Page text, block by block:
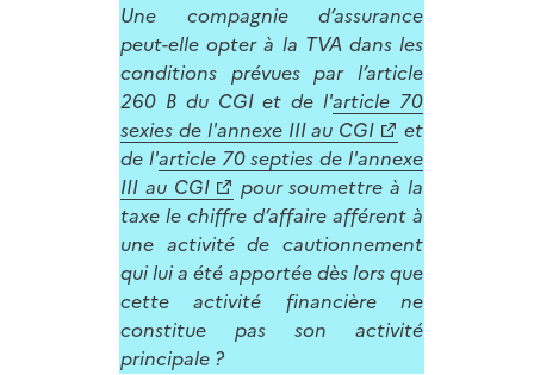
Une compagnie d’assurance
peut-elle opter à la TVA dans les
conditions prévues par l’article
260 B du CGI et de l'article 70
sexies de l'annexe III au CGI
et
de l'article 70 septies de l'annexe
III au CGI
pour soumettre à la
taxe le chiffre d’affaire afférent à
une activité de cautionnement
qui lui a été apportée dès lors que
cette activité financière ne
constitue pas son activité
principale ?